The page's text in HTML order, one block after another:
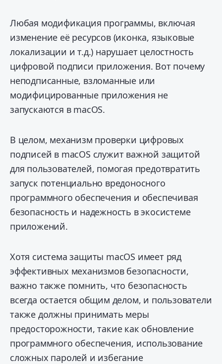
Любая модификация программы, включая
изменение её ресурсов (иконка, языковые
локализации и т.д.) нарушает целостность
цифровой подписи приложения. Вот почему
неподписанные, взломанные или
модифицированные приложения не
запускаются в macOS.
В целом, механизм проверки цифровых
подписей в macOS служит важной защитой
для пользователей, помогая предотвратить
запуск потенциально вредоносного
программного обеспечения и обеспечивая
безопасность и надежность в экосистеме
приложений.
Хотя система защиты macOS имеет ряд
эффективных механизмов безопасности,
важно также помнить, что безопасность
всегда остается общим делом, и пользователи
также должны принимать меры
предосторожности, такие как обновление
программного обеспечения, использование
сложных паролей и избегание